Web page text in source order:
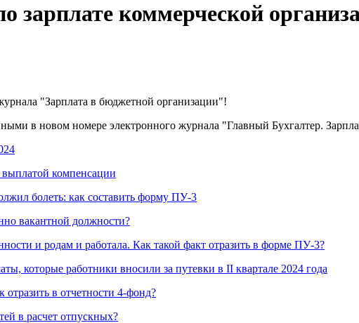
зарплате коммерческой
"Зарплата в бюджетной организации"!
в новом номере электронного журнала "Главный Бухгалтер.
компенсации
болеть: как составить форму ПУ-3
вакантной должности?
и родам и работала. Как такой факт отразить в форме ПУ-3?
которые работники вносили за путевки в II квартале 2024 года
в отчетности 4-фонд?
в расчет отпускных?